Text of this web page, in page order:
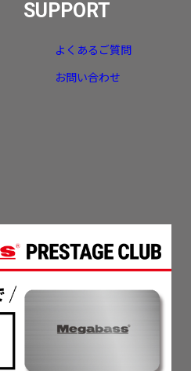
SUPPORT
よくあるご質問
お問い合わせ